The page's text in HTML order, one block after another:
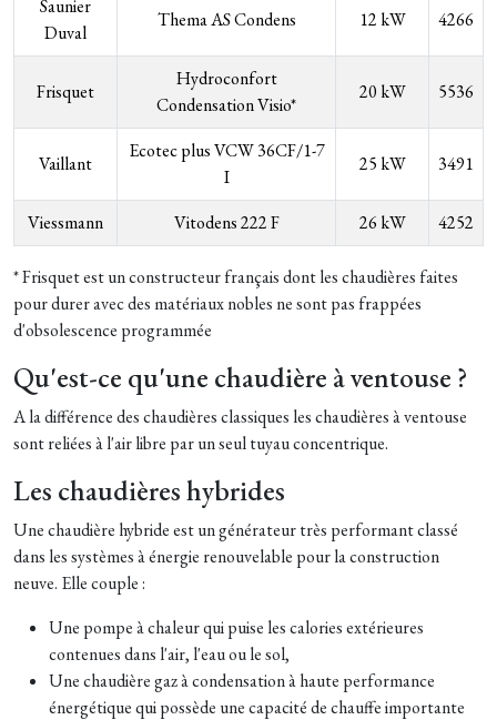
Saunier
Duval
Thema AS Condens 12 kW 4266
Frisquet
Hydroconfort
Condensation Visio*
20 kW 5536
Vaillant
Ecotec plus VCW 36CF/1-7
I
25 kW 3491
Viessmann Vitodens 222 F 26 kW 4252
* Frisquet est un constructeur français dont les chaudières faites
pour durer avec des matériaux nobles ne sont pas frappées
d'obsolescence programmée
Qu'est-ce qu'une chaudière à ventouse ?
A la différence des chaudières classiques les chaudières à ventouse
sont reliées à l'air libre par un seul tuyau concentrique.
Les chaudières hybrides
Une chaudière hybride est un générateur très performant classé
dans les systèmes à énergie renouvelable pour la construction
neuve. Elle couple :
Une pompe à chaleur qui puise les calories extérieures
contenues dans l'air, l'eau ou le sol,
Une chaudière gaz à condensation à haute performance
énergétique qui possède une capacité de chauffe importante